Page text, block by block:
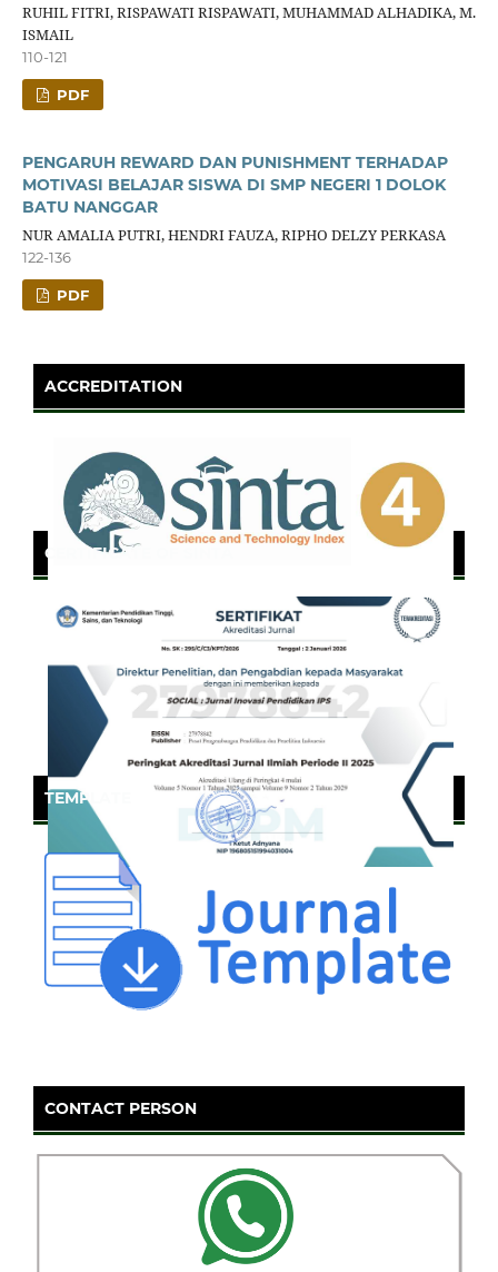
RUHIL FITRI, RISPAWATI RISPAWATI, MUHAMMAD ALHADIKA, M.
ISMAIL
110-121
PDF
PENGARUH REWARD DAN PUNISHMENT TERHADAP
MOTIVASI BELAJAR SISWA DI SMP NEGERI 1 DOLOK
BATU NANGGAR
NUR AMALIA PUTRI, HENDRI FAUZA, RIPHO DELZY PERKASA
122-136
PDF
ACCREDITATION
CERTIFICATE OF SINTA
TEMPLATE
CONTACT PERSON